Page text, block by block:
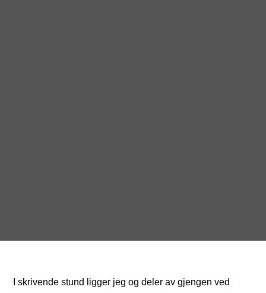
I skrivende stund ligger jeg og deler av gjengen ved